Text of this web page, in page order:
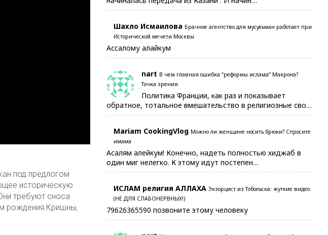
под предлогом
историческую
требуют сноса
рождения Кришны,
Шахло Исмаилова Брачное агентство для мусульман работает при
Исторической мечети Москвы
Ассалому алайкум
nart В чем главная ошибка “реформы ислама” Макрона?
Точка зрения
Политика Франции, как раз и показывает
обратное, тотальное вмешательство в религиозные сво…
Mariam CookingVlog Можно ли женщине носить брюки? Спросите
имама
Асалям алейкум! Конечно, надеть полностью хиджаб в
один миг нелегко. К этому идут постепен…
ИСЛАМ религия АЛЛАХА Экзорцист из Тобольска: жуткие видео
(НЕ ДЛЯ СЛАБОНЕРВНЫХ!)
79626365590 позвоните этому человеку